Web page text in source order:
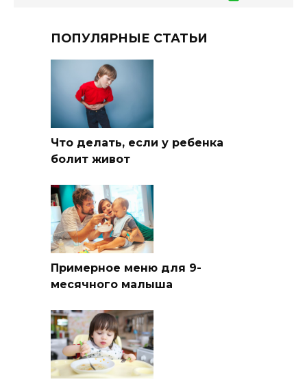
ПОПУЛЯРНЫЕ СТАТЬИ
Что делать, если у ребенка
болит живот
Примерное меню для 9-
месячного малыша